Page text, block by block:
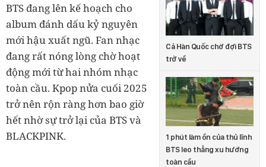
Cả Hàn Quốc chờ đợi BTS
trở về
1 phút làm ồn của thủ lĩnh
BTS leo thẳng xu hướng
toàn cầu
BTS đang lên kế hoạch cho
album đánh dấu kỷ nguyên
mới hậu xuất ngũ. Fan nhạc
đang rất nóng lòng chờ hoạt
động mới từ hai nhóm nhạc
toàn cầu. Kpop nửa cuối 2025
trở nên rộn ràng hơn bao giờ
hết nhờ sự trở lại của BTS và
BLACKPINK.